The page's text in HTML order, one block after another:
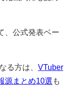
、公式発表ベー
る方は、 VTuber
源まとめ10選 も